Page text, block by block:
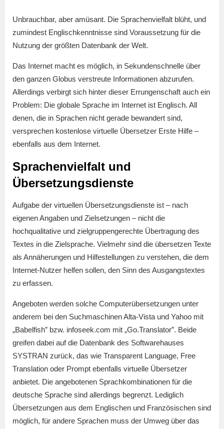
Unbrauchbar, aber amüsant. Die Sprachenvielfalt blüht, und
zumindest Englischkenntnisse sind Voraussetzung für die
Nutzung der größten Datenbank der Welt.
Das Internet macht es möglich, in Sekundenschnelle über
den ganzen Globus verstreute Informationen abzurufen.
Allerdings verbirgt sich hinter dieser Errungenschaft auch ein
Problem: Die globale Sprache im Internet ist Englisch. All
denen, die in Sprachen nicht gerade bewandert sind,
versprechen kostenlose virtuelle Übersetzer Erste Hilfe –
ebenfalls aus dem Internet.
Sprachenvielfalt und
Übersetzungsdienste
Aufgabe der virtuellen Übersetzungsdienste ist – nach
eigenen Angaben und Zielsetzungen – nicht die
hochqualitative und zielgruppengerechte Übertragung des
Textes in die Zielsprache. Vielmehr sind die übersetzen Texte
als Annäherungen und Hilfestellungen zu verstehen, die dem
Internet-Nutzer helfen sollen, den Sinn des Ausgangstextes
zu erfassen.
Angeboten werden solche Computerübersetzungen unter
anderem bei den Suchmaschinen Alta-Vista und Yahoo mit
„Babelfish” bzw. infoseek.com mit „Go.Translator”. Beide
greifen dabei auf die Datenbank des Softwarehauses
SYSTRAN zurück, das wie Transparent Language, Free
Translation oder Prompt ebenfalls virtuelle Übersetzer
anbietet. Die angebotenen Sprachkombinationen für die
deutsche Sprache sind allerdings begrenzt. Lediglich
Übersetzungen aus dem Englischen und Französischen sind
möglich, für andere Sprachen muss der Umweg über das